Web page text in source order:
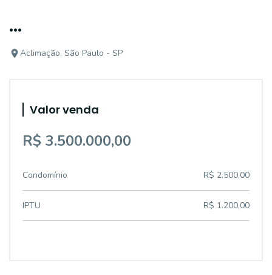
...
Aclimação, São Paulo - SP
Valor venda
R$ 3.500.000,00
Condomínio R$ 2.500,00
IPTU R$ 1.200,00